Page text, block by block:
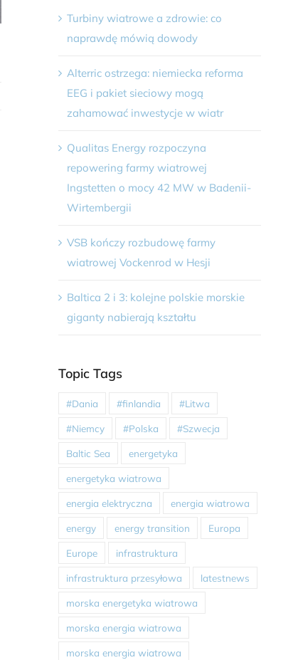
Turbiny wiatrowe a zdrowie: co
naprawdę mówią dowody
Alterric ostrzega: niemiecka reforma
EEG i pakiet sieciowy mogą
zahamować inwestycje w wiatr
Qualitas Energy rozpoczyna
repowering farmy wiatrowej
Ingstetten o mocy 42 MW w Badenii-
Wirtembergii
VSB kończy rozbudowę farmy
wiatrowej Vockenrod w Hesji
Baltica 2 i 3: kolejne polskie morskie
giganty nabierają kształtu
Topic Tags
#Dania #finlandia #Litwa
#Niemcy #Polska #Szwecja
Baltic Sea energetyka
energetyka wiatrowa
energia elektryczna energia wiatrowa
energy energy transition Europa
Europe infrastruktura
infrastruktura przesyłowa latestnews
morska energetyka wiatrowa
morska energia wiatrowa
morska energia wiatrowa